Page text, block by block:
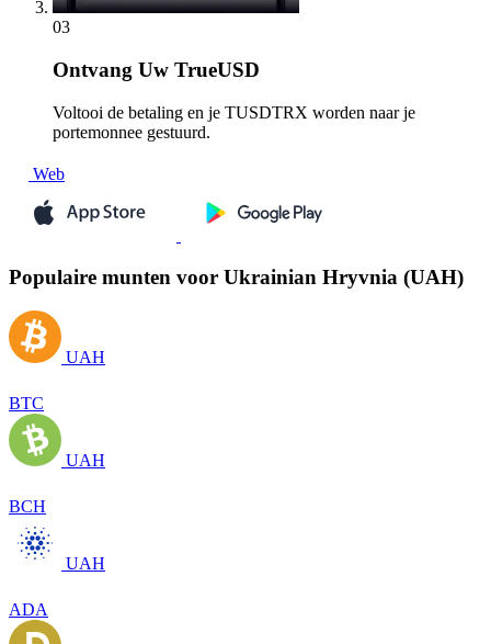
03
Ontvang Uw TrueUSD
Voltooi de betaling en je TUSDTRX worden naar je
portemonnee gestuurd.
Web
Populaire munten voor Ukrainian Hryvnia (UAH)
UAH
BTC
UAH
BCH
UAH
ADA